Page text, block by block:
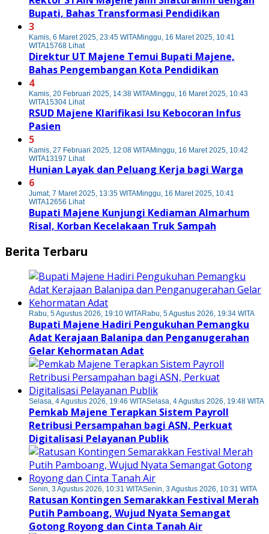
Bupati, Bahas Transformasi Pendidikan
3
Kamis, 6 Maret 2025, 23:45 WITAMinggu, 16 Maret 2025, 10:41
WITA15768 Lihat
Direktur UT Majene Temui Bupati Majene,
Bahas Pengembangan Kota Pendidikan
4
Kamis, 20 Februari 2025, 14:38 WITAMinggu, 16 Maret 2025, 10:43
WITA15304 Lihat
RSUD Majene Klarifikasi Isu Kebocoran Infus
Pasien
5
Kamis, 27 Februari 2025, 12:08 WITAMinggu, 16 Maret 2025, 10:42
WITA13197 Lihat
Hunian Layak dan Peluang Kerja bagi Warga
6
Jumat, 7 Maret 2025, 13:35 WITAMinggu, 16 Maret 2025, 10:41
WITA12656 Lihat
Bupati Majene Kunjungi Kediaman Almarhum
Risal, Korban Kecelakaan Truk Sampah
Berita Terbaru
Rabu, 5 Agustus 2026, 19:10 WITARabu, 5 Agustus 2026, 19:34 WITA
Bupati Majene Hadiri Pengukuhan Pemangku
Adat Kerajaan Balanipa dan Penganugerahan
Gelar Kehormatan Adat
Selasa, 4 Agustus 2026, 19:46 WITASelasa, 4 Agustus 2026, 19:48 WITA
Pemkab Majene Terapkan Sistem Payroll
Retribusi Persampahan bagi ASN, Perkuat
Digitalisasi Pelayanan Publik
Senin, 3 Agustus 2026, 10:31 WITASenin, 3 Agustus 2026, 10:31 WITA
Ratusan Kontingen Semarakkan Festival Merah
Putih Pamboang, Wujud Nyata Semangat
Gotong Royong dan Cinta Tanah Air